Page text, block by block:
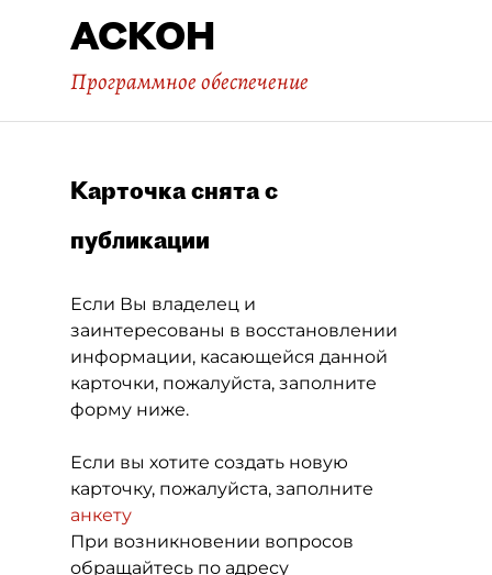
АСКОН
Программное обеспечение
Карточка снята с
публикации
Если Вы владелец и
заинтересованы в восстановлении
информации, касающейся данной
карточки, пожалуйста, заполните
форму ниже.
Если вы хотите создать новую
карточку, пожалуйста, заполните
анкету
При возникновении вопросов
обращайтесь по адресу